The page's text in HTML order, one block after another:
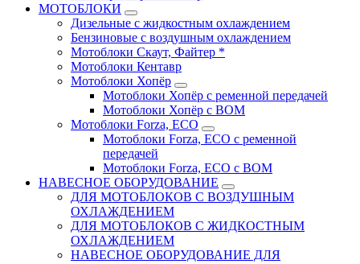
МОТОБЛОКИ
Дизельные с жидкостным охлаждением
Бензиновые с воздушным охлаждением
Мотоблоки Скаут, Файтер *
Мотоблоки Кентавр
Мотоблоки Хопёр
Мотоблоки Хопёр с ременной передачей
Мотоблоки Хопёр с ВОМ
Мотоблоки Forza, ECO
Мотоблоки Forza, ЕСО с ременной
передачей
Мотоблоки Forza, ЕСО с ВОМ
НАВЕСНОЕ ОБОРУДОВАНИЕ
ДЛЯ МОТОБЛОКОВ С ВОЗДУШНЫМ
ОХЛАЖДЕНИЕМ
ДЛЯ МОТОБЛОКОВ С ЖИДКОСТНЫМ
ОХЛАЖДЕНИЕМ
НАВЕСНОЕ ОБОРУДОВАНИЕ ДЛЯ